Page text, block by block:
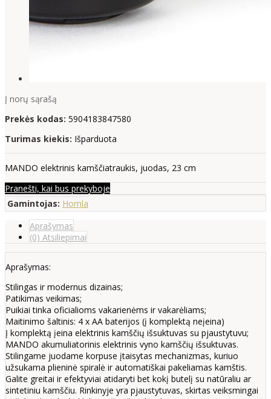
Į norų sąrašą
Prekės kodas: 5904183847580
Turimas kiekis: Išparduota
MANDO elektrinis kamščiatraukis, juodas, 23 cm
Pranešti, kai bus prekyboje
Gamintojas: Homla
Aprašymas
(0) Atsiliepimai
Aprašymas:
Stilingas ir modernus dizainas;
Patikimas veikimas;
Puikiai tinka oficialioms vakarienėms ir vakarėliams;
Maitinimo šaltinis: 4 x AA baterijos (į komplektą neįeina)
Į komplektą įeina elektrinis kamščių išsuktuvas su pjaustytuvu;
MANDO akumuliatorinis elektrinis vyno kamščių išsuktuvas.
Stilingame juodame korpuse įtaisytas mechanizmas, kuriuo
užsukama plieninė spiralė ir automatiškai pakeliamas kamštis.
Galite greitai ir efektyviai atidaryti bet kokį butelį su natūraliu ar
sintetiniu kamščiu. Rinkinyje yra pjaustytuvas, skirtas veiksmingai